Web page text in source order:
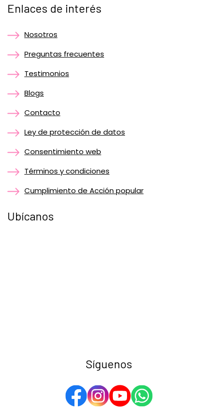
Enlaces de interés
Nosotros
Preguntas frecuentes
Testimonios
Blogs
Contacto
Ley de protección de datos
Consentimiento web
Términos y condiciones
Cumplimiento de Acción popular
Ubícanos
Síguenos